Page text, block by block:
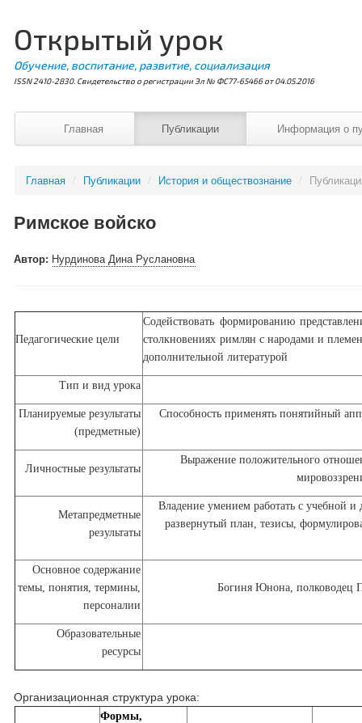
Открытый урок
Обучение, воспитание, развитие, социализация
ISSN 2410-2830. Свидетельство о регистрации Эл № ФС77-65466 от 04.05.2016
Главная Публикации Информация о
Главная / Публикации / История и обществознание /
Римское войско
Автор: Нурдинова Дина Руслановна
Педагогические цели
Содействовать формированию
столкновениях римлян с народами и
дополнительной литературой
Тип и вид урока
Планируемые результаты
(предметные)
Способность применять понятийный
Личностные результаты
Выражение положительного
Метапредметные
результаты
Владение умением работать с учебной
развернутый план, тезисы,
Основное содержание
темы, понятия, термины,
персоналии
Богиня Юнона, полководец
Образовательные
ресурсы
Организационная структура урока:
Формы,